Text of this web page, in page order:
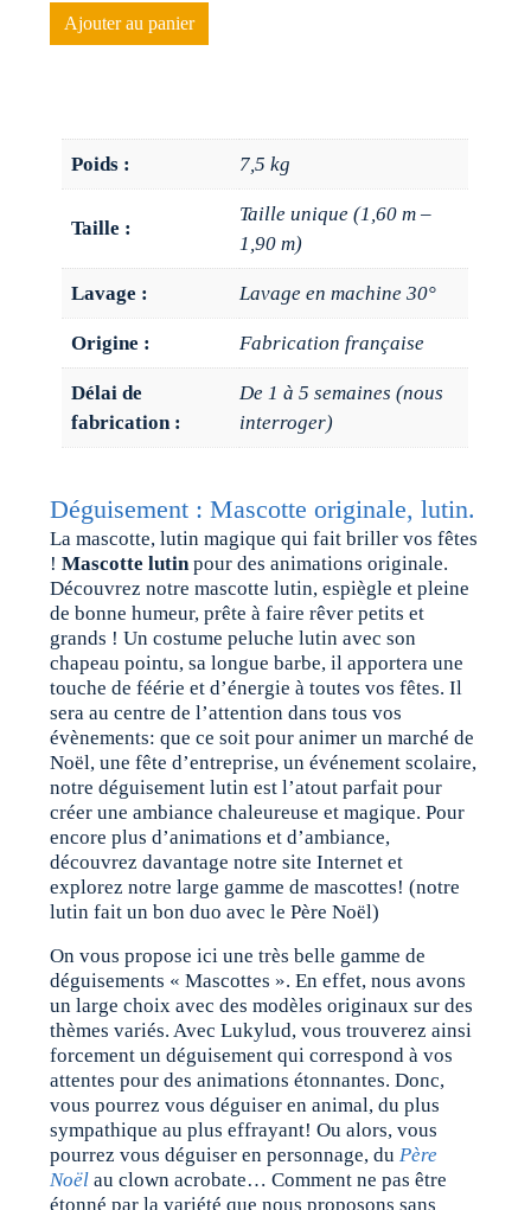
Ajouter au panier
Poids : 7,5 kg
Taille :
Taille unique (1,60 m –
1,90 m)
Lavage : Lavage en machine 30°
Origine : Fabrication française
Délai de
fabrication :
De 1 à 5 semaines (nous
interroger)
Déguisement : Mascotte originale, lutin.
La mascotte, lutin magique qui fait briller vos fêtes
!Mascotte lutinpour des animations originale.
Découvrez notre mascotte lutin, espiègle et pleine
de bonne humeur, prête à faire rêver petits et
grands ! Un costume peluche lutin avec son
chapeau pointu, sa longue barbe, il apportera une
touche de féérie et d’énergie à toutes vos fêtes. Il
sera au centre de l’attention dans tous vos
évènements: que ce soit pour animer un marché de
Noël, une fête d’entreprise, un événement scolaire,
notre déguisement lutin est l’atout parfait pour
créer une ambiance chaleureuse et magique. Pour
encore plus d’animations et d’ambiance,
découvrez davantage notre site Internet et
explorez notre large gamme de mascottes!(notre
lutin fait un bon duo avec le Père Noël)
On vous propose ici une très belle gamme de
déguisements « Mascottes ». En effet, nous avons
un large choix avec des modèles originaux sur des
thèmes variés. Avec Lukylud, vous trouverez ainsi
forcement un déguisement qui correspond à vos
attentes pour des animations étonnantes. Donc,
vous pourrez vous déguiser en animal, du plus
sympathique au plus effrayant! Ou alors, vous
pourrez vous déguiser en personnage, duPère
Noël au clown acrobate… Comment ne pas être
étonné par la variété que nous proposons sans